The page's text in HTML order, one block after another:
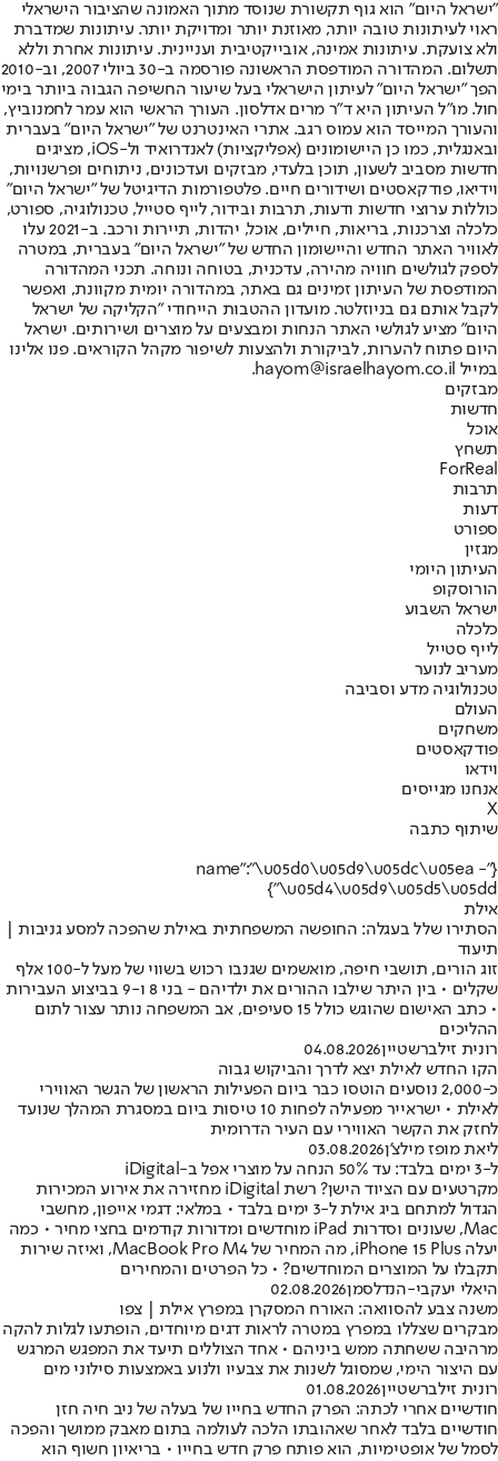
"ישראל היום" הוא גוף תקשורת שנוסד מתוך האמונה שהציבור הישראלי
ראוי לעיתונות טובה יותר, מאוזנת יותר ומדויקת יותר. עיתונות שמדברת
ולא צועקת. עיתונות אמינה, אובייקטיבית ועניינית. עיתונות אחרת וללא
תשלום. המהדורה המודפסת הראשונה פורסמה ב-30 ביולי 2007, וב-2010
הפך "ישראל היום" לעיתון הישראלי בעל שיעור החשיפה הגבוה ביותר בימי
חול. מו"ל העיתון היא ד"ר מרים אדלסון. העורך הראשי הוא עמר לחמנוביץ,
והעורך המייסד הוא עמוס רגב. אתרי האינטרנט של "ישראל היום" בעברית
ובאנגלית, כמו כן היישומונים (אפליקציות) לאנדרואיד ול-iOS, מציגים
חדשות מסביב לשעון, תוכן בלעדי, מבזקים ועדכונים, ניתוחים ופרשנויות,
וידיאו, פודקאסטים ושידורים חיים. פלטפורמות הדיגיטל של "ישראל היום"
כוללות ערוצי חדשות ודעות, תרבות ובידור, לייף סטייל, טכנולוגיה, ספורט,
כלכלה וצרכנות, בריאות, חיילים, אוכל, יהדות, תיירות ורכב. ב-2021 עלו
לאוויר האתר החדש והיישומון החדש של "ישראל היום" בעברית, במטרה
לספק לגולשים חוויה מהירה, עדכנית, בטוחה ונוחה. תכני המהדורה
המודפסת של העיתון זמינים גם באתר, במהדורה יומית מקוונת, ואפשר
לקבל אותם גם בניוזלטר. מועדון ההטבות הייחודי "הקליקה של ישראל
היום" מציע לגולשי האתר הנחות ומבצעים על מוצרים ושירותים. ישראל
היום פתוח להערות, לביקורת ולהצעות לשיפור מקהל הקוראים. פנו אלינו
במייל hayom@israelhayom.co.il.
מבזקים
חדשות
אוכל
תשחץ
ForReal
תרבות
דעות
ספורט
מגזין
העיתון היומי
הורוסקופ
ישראל השבוע
כלכלה
לייף סטייל
מעריב לנוער
טכנולוגיה מדע וסביבה
העולם
משחקים
פודקאסטים
וידאו
אנחנו מגייסים
X
שיתוף כתבה
{"name":"\u05d0\u05d9\u05dc\u05ea -
\u05d4\u05d9\u05d5\u05dd"}
אילת
הסתירו שלל בעגלה: החופשה המשפחתית באילת שהפכה למסע גניבות |
תיעוד
זוג הורים, תושבי חיפה, מואשמים שגנבו רכוש בשווי של מעל ל-100 אלף
שקלים • בין היתר שילבו ההורים את ילדיהם - בני 8 ו-9 בביצוע העבירות
• כתב האישום שהוגש כולל 15 סעיפים, אב המשפחה נותר עצור לתום
ההליכים
רונית זילברשטיין04.08.2026
הקו החדש לאילת יצא לדרך והביקוש גבוה
כ-2,000 נוסעים הוטסו כבר ביום הפעילות הראשון של הגשר האווירי
לאילת • ישראייר מפעילה לפחות 10 טיסות ביום במסגרת המהלך שנועד
לחזק את הקשר האווירי עם העיר הדרומית
ליאת מופז מילצ'ן03.08.2026
ל-3 ימים בלבד: עד 50% הנחה על מוצרי אפל ב-iDigital
מקרטעים עם הציוד הישן? רשת iDigital מחזירה את אירוע המכירות
הגדול למתחם ביג אילת ל-3 ימים בלבד • במלאי: דגמי אייפון, מחשבי
Mac, שעונים וסדרות iPad מוחדשים ומדורות קודמים בחצי מחיר • כמה
יעלה iPhone 15 Plus, מה המחיר של MacBook Pro M4, ואיזה שירות
תקבלו על המוצרים המוחדשים? • כל הפרטים והמחירים
היאלי יעקבי-הנדלסמן02.08.2026
משנה צבע להסוואה: האורח המסקרן במפרץ אילת | צפו
מבקרים שצללו במפרץ במטרה לראות דגים מיוחדים, הופתעו לגלות להקה
מרהיבה ששחתה ממש ביניהם • אחד הצוללים תיעד את המפגש המרגש
עם היצור הימי, שמסוגל לשנות את צבעיו ולנוע באמצעות סילוני מים
רונית זילברשטיין01.08.2026
חודשיים אחרי לכתה: הפרק החדש בחייו של בעלה של ניב חיה חזן
חודשיים בלבד לאחר שאהובתו הלכה לעולמה בתום מאבק ממושך והפכה
לסמל של אופטימיות, הוא פותח פרק חדש בחייו • בריאיון חשוף הוא